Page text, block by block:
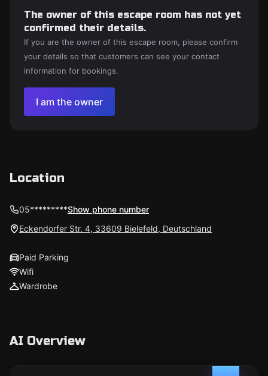
The owner of this escape room has not yet
confirmed their details.
If you are the owner of this escape room, please confirm
your details so that customers can see your contact
information for bookings.
I am the owner
Location
05*********Show phone number
Eckendorfer Str. 4, 33609 Bielefeld, Deutschland
Paid Parking
Wifi
Wardrobe
AI Overview